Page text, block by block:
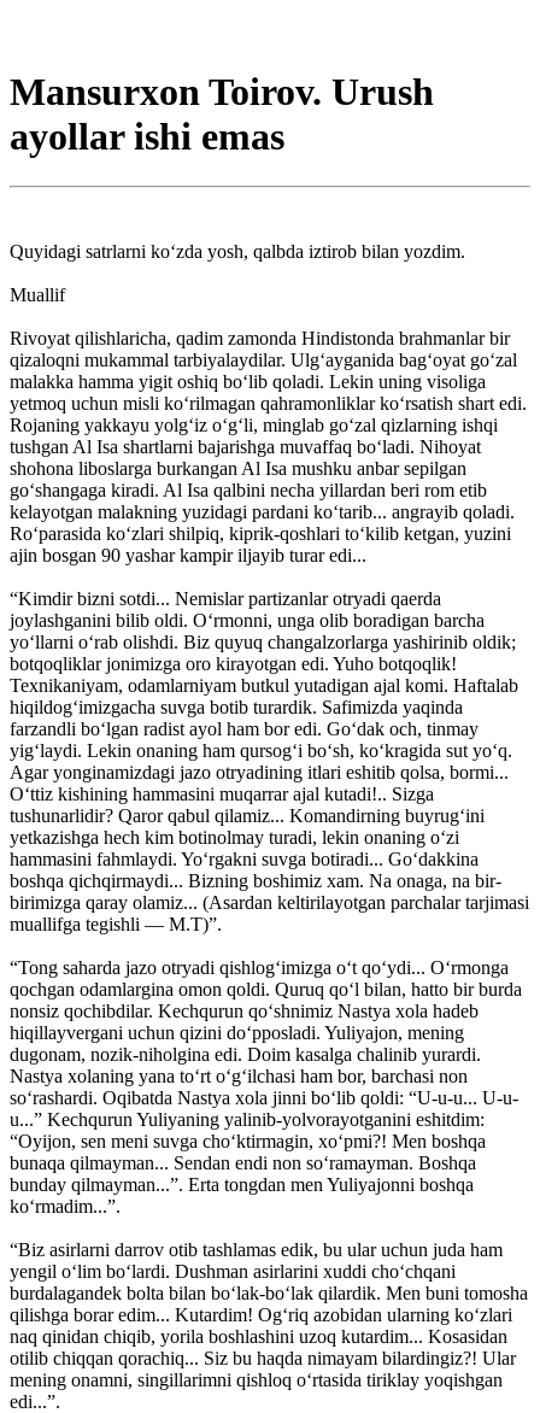
Mansurxon Toirov. Urush
ayollar ishi emas
Quyidagi satrlarni ko‘zda yosh, qalbda iztirob bilan yozdim.
Muallif
Rivoyat qilishlaricha, qadim zamonda Hindistonda brahmanlar bir
qizaloqni mukammal tarbiyalaydilar. Ulg‘ayganida bag‘oyat go‘zal
malakka hamma yigit oshiq bo‘lib qoladi. Lekin uning visoliga
yetmoq uchun misli ko‘rilmagan qahramonliklar ko‘rsatish shart edi.
Rojaning yakkayu yolg‘iz o‘g‘li, minglab go‘zal qizlarning ishqi
tushgan Al Isa shartlarni bajarishga muvaffaq bo‘ladi. Nihoyat
shohona liboslarga burkangan Al Isa mushku anbar sepilgan
go‘shangaga kiradi. Al Isa qalbini necha yillardan beri rom etib
kelayotgan malakning yuzidagi pardani ko‘tarib... angrayib qoladi.
Ro‘parasida ko‘zlari shilpiq, kiprik-qoshlari to‘kilib ketgan, yuzini
ajin bosgan 90 yashar kampir iljayib turar edi...
“Kimdir bizni sotdi... Nemislar partizanlar otryadi qaerda
joylashganini bilib oldi. O‘rmonni, unga olib boradigan barcha
yo‘llarni o‘rab olishdi. Biz quyuq changalzorlarga yashirinib oldik;
botqoqliklar jonimizga oro kirayotgan edi. Yuho botqoqlik!
Texnikaniyam, odamlarniyam butkul yutadigan ajal komi. Haftalab
hiqildog‘imizgacha suvga botib turardik. Safimizda yaqinda
farzandli bo‘lgan radist ayol ham bor edi. Go‘dak och, tinmay
yig‘laydi. Lekin onaning ham qursog‘i bo‘sh, ko‘kragida sut yo‘q.
Agar yonginamizdagi jazo otryadining itlari eshitib qolsa, bormi...
O‘ttiz kishining hammasini muqarrar ajal kutadi!.. Sizga
tushunarlidir? Qaror qabul qilamiz... Komandirning buyrug‘ini
yetkazishga hech kim botinolmay turadi, lekin onaning o‘zi
hammasini fahmlaydi. Yo‘rgakni suvga botiradi... Go‘dakkina
boshqa qichqirmaydi... Bizning boshimiz xam. Na onaga, na bir-
birimizga qaray olamiz... (Asardan keltirilayotgan parchalar tarjimasi
muallifga tegishli — M.T)”.
“Tong saharda jazo otryadi qishlog‘imizga o‘t qo‘ydi... O‘rmonga
qochgan odamlargina omon qoldi. Quruq qo‘l bilan, hatto bir burda
nonsiz qochibdilar. Kechqurun qo‘shnimiz Nastya xola hadeb
hiqillayvergani uchun qizini do‘pposladi. Yuliyajon, mening
dugonam, nozik-niholgina edi. Doim kasalga chalinib yurardi.
Nastya xolaning yana to‘rt o‘g‘ilchasi ham bor, barchasi non
so‘rashardi. Oqibatda Nastya xola jinni bo‘lib qoldi: “U-u-u... U-u-
u...” Kechqurun Yuliyaning yalinib-yolvorayotganini eshitdim:
“Oyijon, sen meni suvga cho‘ktirmagin, xo‘pmi?! Men boshqa
bunaqa qilmayman... Sendan endi non so‘ramayman. Boshqa
bunday qilmayman...”. Erta tongdan men Yuliyajonni boshqa
ko‘rmadim...”.
“Biz asirlarni darrov otib tashlamas edik, bu ular uchun juda ham
yengil o‘lim bo‘lardi. Dushman asirlarini xuddi cho‘chqani
burdalagandek bolta bilan bo‘lak-bo‘lak qilardik. Men buni tomosha
qilishga borar edim... Kutardim! Og‘riq azobidan ularning ko‘zlari
naq qinidan chiqib, yorila boshlashini uzoq kutardim... Kosasidan
otilib chiqqan qorachiq... Siz bu haqda nimayam bilardingiz?! Ular
mening onamni, singillarimni qishloq o‘rtasida tiriklay yoqishgan
edi...”.